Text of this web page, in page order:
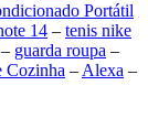
Portátil
14 – tenis nike
– guarda roupa –
Cozinha – Alexa –